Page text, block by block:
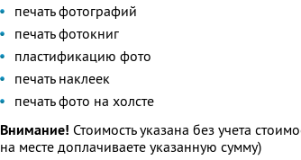
печать фотографий
печать фотокниг
пластификацию фото
печать наклеек
печать фото на холсте
Внимание! Стоимость указана без учета
на месте доплачиваете указанную сумму)